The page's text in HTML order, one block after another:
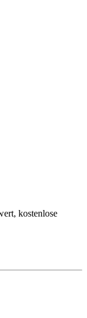
kostenlose